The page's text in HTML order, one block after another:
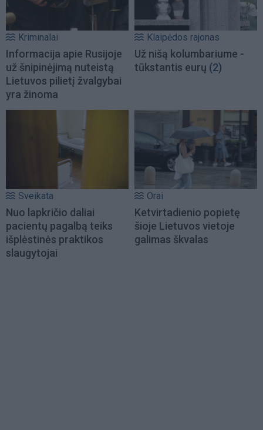
Kriminalai
Informacija apie Rusijoje
už šnipinėjimą nuteistą
Lietuvos pilietį žvalgybai
yra žinoma
Klaipėdos rajonas
Už nišą kolumbariume -
tūkstantis eurų (2)
Sveikata
Nuo lapkričio daliai
pacientų pagalbą teiks
išplėstinės praktikos
slaugytojai
Orai
Ketvirtadienio popietę
šioje Lietuvos vietoje
galimas škvalas